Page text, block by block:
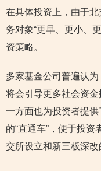
在具体投资上，由于
务对象“更早、更小、
资策略。
多家基金公司普遍认
将会引导更多社会资
一方面也为投资者提供
的“直通车”，便于投
交所设立和新三板深改